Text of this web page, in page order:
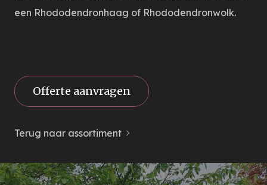
een Rhododendronhaag of Rhododendronwolk.
Offerte aanvragen
Terug naar assortiment